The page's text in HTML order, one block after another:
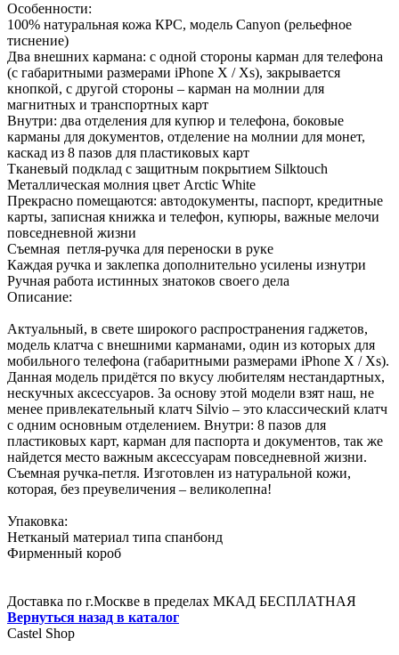
Особенности:
100% натуральная кожа КРС, модель Canyon (рельефное
тиснение)
Два внешних кармана: с одной стороны карман для телефона
(с габаритными размерами iPhone X / Xs), закрывается
кнопкой, с другой стороны – карман на молнии для
магнитных и транспортных карт
Внутри: два отделения для купюр и телефона, боковые
карманы для документов, отделение на молнии для монет,
каскад из 8 пазов для пластиковых карт
Тканевый подклад с защитным покрытием Silktouch
Металлическая молния цвет Arctic White
Прекрасно помещаются: автодокументы, паспорт, кредитные
карты, записная книжка и телефон, купюры, важные мелочи
повседневной жизни
Съемная петля-ручка для переноски в руке
Каждая ручка и заклепка дополнительно усилены изнутри
Ручная работа истинных знатоков своего дела
Описание:
Актуальный, в свете широкого распространения гаджетов,
модель клатча с внешними карманами, один из которых для
мобильного телефона (габаритными размерами iPhone X / Xs).
Данная модель придётся по вкусу любителям нестандартных,
нескучных аксессуаров. За основу этой модели взят наш, не
менее привлекательный клатч Silvio – это классический клатч
с одним основным отделением. Внутри: 8 пазов для
пластиковых карт, карман для паспорта и документов, так же
найдется место важным аксессуарам повседневной жизни.
Съемная ручка-петля. Изготовлен из натуральной кожи,
которая, без преувеличения – великолепна!
Упаковка:
Нетканый материал типа спанбонд
Фирменный короб
Доставка по г.Москве в пределах МКАД БЕСПЛАТНАЯ
Вернуться назад в каталог
Castel Shop